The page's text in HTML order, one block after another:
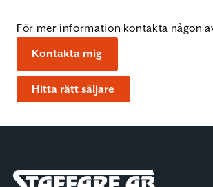
För mer information kontakta någon
Kontakta mig
Hitta rätt säljare
Staffare AB